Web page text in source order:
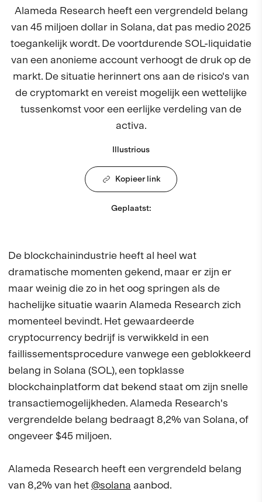
Alameda Research heeft een vergrendeld belang
van 45 miljoen dollar in Solana, dat pas medio 2025
toegankelijk wordt. De voortdurende SOL-liquidatie
van een anonieme account verhoogt de druk op de
markt. De situatie herinnert ons aan de risico's van
de cryptomarkt en vereist mogelijk een wettelijke
tussenkomst voor een eerlijke verdeling van de
activa.
Illustrious
Kopieer link
Geplaatst:
De blockchainindustrie heeft al heel wat
dramatische momenten gekend, maar er zijn er
maar weinig die zo in het oog springen als de
hachelijke situatie waarin Alameda Research zich
momenteel bevindt. Het gewaardeerde
cryptocurrency bedrijf is verwikkeld in een
faillissementsprocedure vanwege een geblokkeerd
belang in Solana (SOL), een topklasse
blockchainplatform dat bekend staat om zijn snelle
transactiemogelijkheden. Alameda Research's
vergrendelde belang bedraagt 8,2% van Solana, of
ongeveer $45 miljoen.
Alameda Research heeft een vergrendeld belang
van 8,2% van het@solana aanbod.